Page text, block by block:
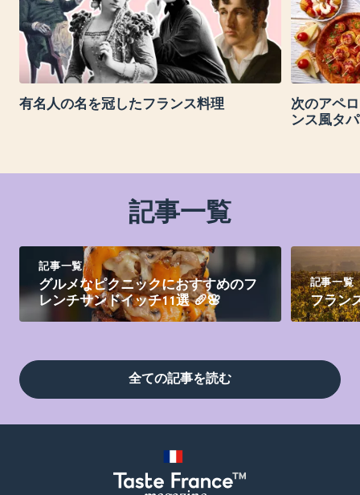
有名人の名を冠したフランス料理
次のアペ
ンス風タ
記事一覧
記事一覧
グルメなピクニックにおすすめのフ
レンチサンドイッチ11選 🥖🌸
記事一覧
フラン
全ての記事を読む